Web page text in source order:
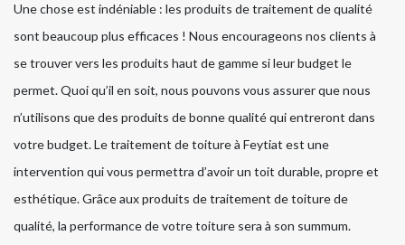
Une chose est indéniable : les produits de traitement de qualité
sont beaucoup plus efficaces ! Nous encourageons nos clients à
se trouver vers les produits haut de gamme si leur budget le
permet. Quoi qu’il en soit, nous pouvons vous assurer que nous
n’utilisons que des produits de bonne qualité qui entreront dans
votre budget. Le traitement de toiture à Feytiat est une
intervention qui vous permettra d’avoir un toit durable, propre et
esthétique. Grâce aux produits de traitement de toiture de
qualité, la performance de votre toiture sera à son summum.